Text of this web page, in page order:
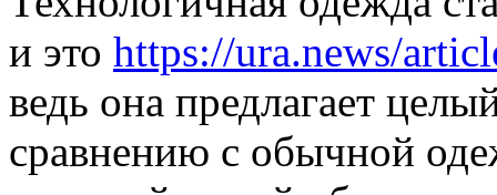
и это https://ura.news/
ведь она предлагает
сравнению с обычной